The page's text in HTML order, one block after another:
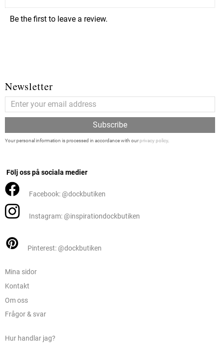
Be the first to leave a review.
Newsletter
Subscribe
Your personal information is processed in accordance with ourprivacy policy.
Följ oss på sociala medier
Facebook: @dockbutiken
Instagram: @inspirationdockbutiken
Pinterest: @dockbutiken
Mina sidor
Kontakt
Om oss
Frågor & svar
Hur handlar jag?